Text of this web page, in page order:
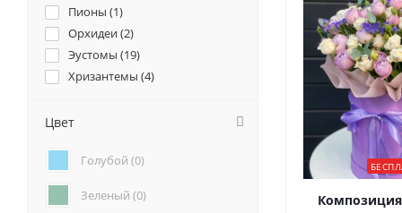
Пионы (1)
Орхидеи (2)
Эустомы (19)
Хризантемы (4)
Ранункулюсы (
Гортензии (1)
Подсолнухи (0
Цвет
Голубой (0)
Зеленый (0)